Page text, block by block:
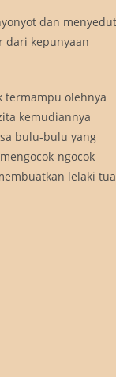
dan menyedut
dari kepunyaan
termampu olehnya
kemudiannya
bulu-bulu yang
ngocok
lelaki tua